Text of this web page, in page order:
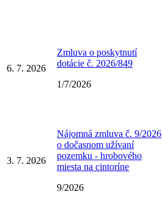
6. 7. 2026
Zmluva o poskytnutí
dotácie č. 2026/849
1/7/2026
3. 7. 2026
Nájomná zmluva č. 9/2026
o dočasnom užívaní
pozemku - hrobového
miesta na cintoríne
9/2026